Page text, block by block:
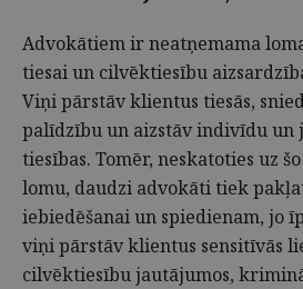
Advokātiem ir neatņemama
tiesai un cilvēktiesību
Viņi pārstāv klientus tiesās,
palīdzību un aizstāv indivīdu un
tiesības. Tomēr, neskatoties uz
lomu, daudzi advokāti tiek
iebiedēšanai un spiedienam, jo
viņi pārstāv klientus sensitīvās
cilvēktiesību jautājumos,